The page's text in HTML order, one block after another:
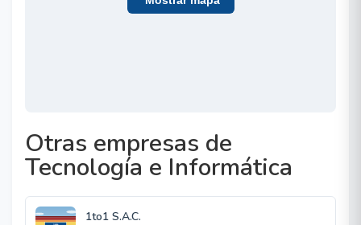
Otras empresas de
Tecnología e Informática
1to1 S.A.C.